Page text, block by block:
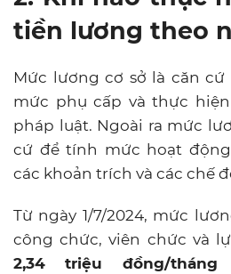
tiền lương theo
Mức lương cơ sở là căn
mức phụ cấp và thực
pháp luật. Ngoài ra mức
cứ để tính mức hoạt
các khoản trích và các chế
Từ ngày 1/7/2024, mức
công chức, viên chức và
2,34 triệu đồng/tháng